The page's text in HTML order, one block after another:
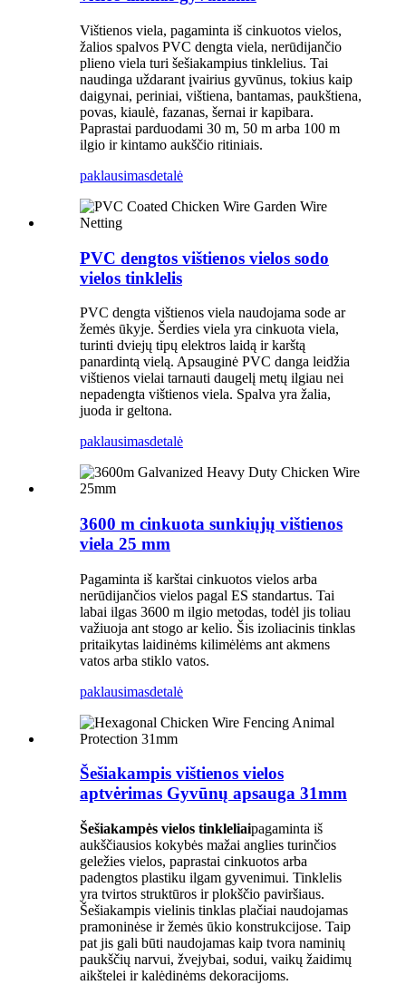
Vištienos viela, pagaminta iš cinkuotos vielos,
žalios spalvos PVC dengta viela, nerūdijančio
plieno viela turi šešiakampius tinklelius. Tai
naudinga uždarant įvairius gyvūnus, tokius kaip
daigynai, periniai, vištiena, bantamas, paukštiena,
povas, kiaulė, fazanas, šernai ir kapibara.
Paprastai parduodami 30 m, 50 m arba 100 m
ilgio ir kintamo aukščio ritiniais.
paklausimasdetalė
PVC dengtos vištienos vielos sodo
vielos tinklelis
PVC dengta vištienos viela naudojama sode ar
žemės ūkyje. Šerdies viela yra cinkuota viela,
turinti dviejų tipų elektros laidą ir karštą
panardintą vielą. Apsauginė PVC danga leidžia
vištienos vielai tarnauti daugelį metų ilgiau nei
nepadengta vištienos viela. Spalva yra žalia,
juoda ir geltona.
paklausimasdetalė
3600 m cinkuota sunkiųjų vištienos
viela 25 mm
Pagaminta iš karštai cinkuotos vielos arba
nerūdijančios vielos pagal ES standartus. Tai
labai ilgas 3600 m ilgio metodas, todėl jis toliau
važiuoja ant stogo ar kelio. Šis izoliacinis tinklas
pritaikytas laidinėms kilimėlėms ant akmens
vatos arba stiklo vatos.
paklausimasdetalė
Šešiakampis vištienos vielos
aptvėrimas Gyvūnų apsauga 31mm
Šešiakampės vielos tinkleliaipagaminta iš
aukščiausios kokybės mažai anglies turinčios
geležies vielos, paprastai cinkuotos arba
padengtos plastiku ilgam gyvenimui. Tinklelis
yra tvirtos struktūros ir plokščio paviršiaus.
Šešiakampis vielinis tinklas plačiai naudojamas
pramoninėse ir žemės ūkio konstrukcijose. Taip
pat jis gali būti naudojamas kaip tvora naminių
paukščių narvui, žvejybai, sodui, vaikų žaidimų
aikštelei ir kalėdinėms dekoracijoms.